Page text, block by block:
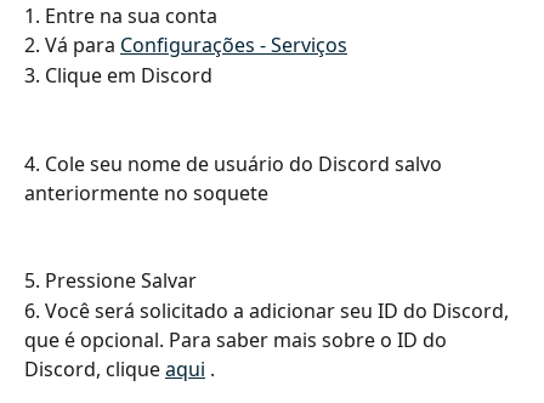
1. Entre na sua conta
2. Vá para Configurações - Serviços
3. Clique em Discord
4. Cole seu nome de usuário do Discord salvo
anteriormente no soquete
5. Pressione Salvar
6. Você será solicitado a adicionar seu ID do Discord,
que é opcional. Para saber mais sobre o ID do
Discord, clique aqui .